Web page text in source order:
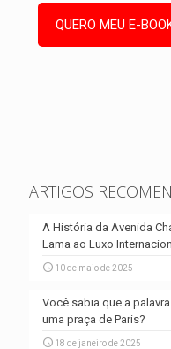
ARTIGOS
A História da Avenida
Lama ao Luxo
10 de maio de 2025
Você sabia que a
uma praça de Paris?
18 de janeiro de 2025